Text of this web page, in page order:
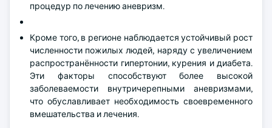
процедур по лечению аневризм.
Кроме того, в регионе наблюдается устойчивый рост
численности пожилых людей, наряду с увеличением
распространённости гипертонии, курения и диабета.
Эти факторы способствуют более высокой
заболеваемости внутричерепными аневризмами,
что обуславливает необходимость своевременного
вмешательства и лечения.